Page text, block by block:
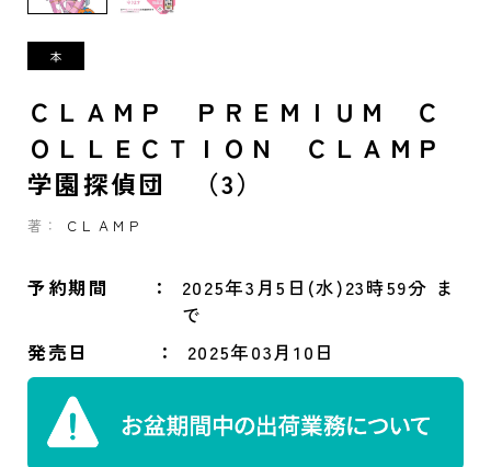
ＣＬＡＭＰ ＰＲＥＭＩＵＭ Ｃ
ＯＬＬＥＣＴＩＯＮ ＣＬＡＭＰ
学園探偵団 （3）
著： ＣＬＡＭＰ
予約期間
2025年3月5日(水)23時59分 ま
で
発売日
2025年03月10日